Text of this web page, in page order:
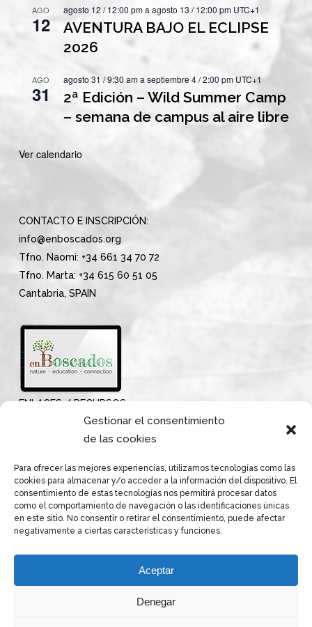
Gestionar el consentimiento
de las cookies
Para ofrecer las mejores experiencias, utilizamos tecnologías como las
cookies para almacenar y/o acceder a la información del dispositivo. El
consentimiento de estas tecnologías nos permitirá procesar datos
como el comportamiento de navegación o las identificaciones únicas
en este sitio. No consentir o retirar el consentimiento, puede afectar
negativamente a ciertas características y funciones.
Aceptar
Denegar
AGO
12
agosto 12 / 12:00 pma agosto 13 / 12:00 pm UTC+1
AVENTURA BAJO EL ECLIPSE
2026
AGO
31
agosto 31 / 9:30 ama septiembre 4 / 2:00 pm UTC+1
2ª Edición – Wild Summer Camp
– semana de campus al aire libre
Ver calendario
CONTACTO E INSCRIPCIÓN:
info@enboscados.org
Tfno. Naomi: +34 661 34 70 72
Tfno. Marta: +34 615 60 51 05
Cantabria, SPAIN
ENLACES / RECURSOS